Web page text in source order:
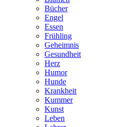
Bücher
Engel
Essen
Frühling
Geheimnis
Gesundheit
Herz
Humor
Hunde
Krankheit
Kummer
Kunst
Leben